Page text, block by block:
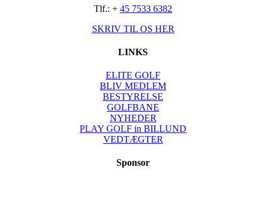
Tlf.: + 45 7533 6382
SKRIV TIL OS HER
LINKS
ELITE GOLF
BLIV MEDLEM
BESTYRELSE
GOLFBANE
NYHEDER
PLAY GOLF in BILLUND
VEDTÆGTER
Sponsor